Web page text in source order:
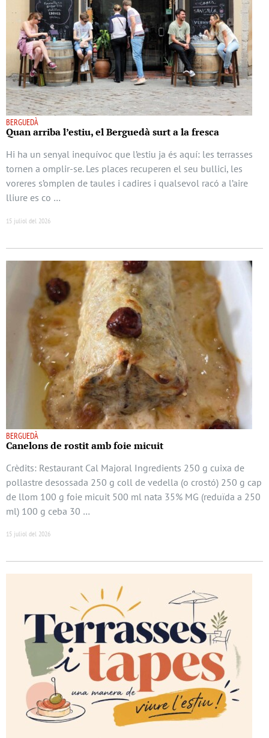
BERGUEDÀ
Quan arriba l’estiu, el Berguedà surt a la fresca
Hi ha un senyal inequívoc que l’estiu ja és aquí: les terrasses
tornen a omplir-se. Les places recuperen el seu bullici, les
voreres s’omplen de taules i cadires i qualsevol racó a l’aire
lliure es co …
15 juliol del 2026
BERGUEDÀ
Canelons de rostit amb foie micuit
Crèdits: Restaurant Cal Majoral Ingredients 250 g cuixa de
pollastre desossada 250 g coll de vedella (o crostó) 250 g cap
de llom 100 g foie micuit 500 ml nata 35% MG (reduïda a 250
ml) 100 g ceba 30 …
15 juliol del 2026